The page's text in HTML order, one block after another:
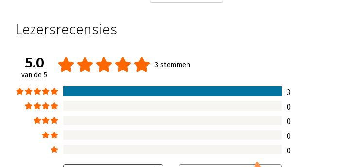
Too good to be true - ‘Storytelling is Groter. Dieper. Mooier.’
Storytelling is zoveel meer dan ‘gewoon’ communiceren. Theo Hendriks laat in
Lees verder
Lezersrecensies
5.0
van de 5
3 stemmen
3
0
0
0
0